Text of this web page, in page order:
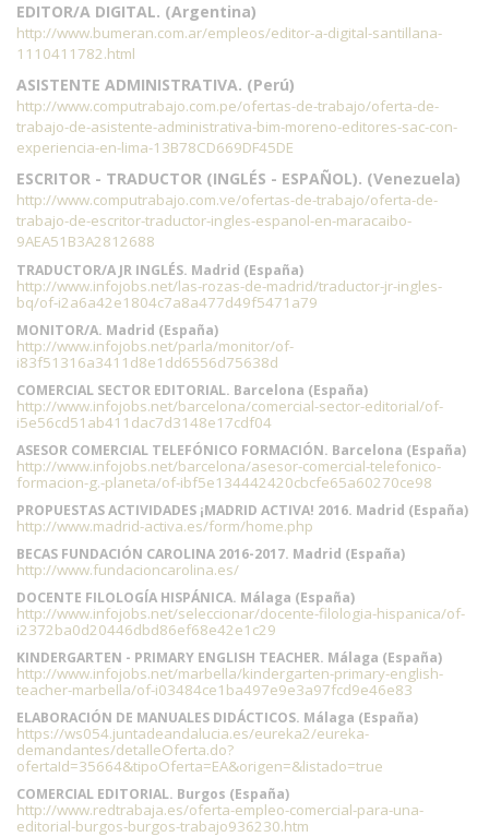
EDITOR/A DIGITAL. (Argentina)
http://www.bumeran.com.ar/empleos/editor-a-digital-santillana-
1110411782.html
ASISTENTE ADMINISTRATIVA. (Perú)
http://www.computrabajo.com.pe/ofertas-de-trabajo/oferta-de-
trabajo-de-asistente-administrativa-bim-moreno-editores-sac-con-
experiencia-en-lima-13B78CD669DF45DE
ESCRITOR - TRADUCTOR (INGLÉS - ESPAÑOL). (Venezuela)
http://www.computrabajo.com.ve/ofertas-de-trabajo/oferta-de-
trabajo-de-escritor-traductor-ingles-espanol-en-maracaibo-
9AEA51B3A2812688
TRADUCTOR/A JR INGLÉS. Madrid (España)
http://www.infojobs.net/las-rozas-de-madrid/traductor-jr-ingles-
bq/of-i2a6a42e1804c7a8a477d49f5471a79
MONITOR/A. Madrid (España)
http://www.infojobs.net/parla/monitor/of-
i83f51316a3411d8e1dd6556d75638d
COMERCIAL SECTOR EDITORIAL. Barcelona (España)
http://www.infojobs.net/barcelona/comercial-sector-editorial/of-
i5e56cd51ab411dac7d3148e17cdf04
ASESOR COMERCIAL TELEFÓNICO FORMACIÓN. Barcelona (España)
http://www.infojobs.net/barcelona/asesor-comercial-telefonico-
formacion-g.-planeta/of-ibf5e134442420cbcfe65a60270ce98
PROPUESTAS ACTIVIDADES ¡MADRID ACTIVA! 2016. Madrid (España)
http://www.madrid-activa.es/form/home.php
BECAS FUNDACIÓN CAROLINA 2016-2017. Madrid (España)
http://www.fundacioncarolina.es/
DOCENTE FILOLOGÍA HISPÁNICA. Málaga (España)
http://www.infojobs.net/seleccionar/docente-filologia-hispanica/of-
i2372ba0d20446dbd86ef68e42e1c29
KINDERGARTEN - PRIMARY ENGLISH TEACHER. Málaga (España)
http://www.infojobs.net/marbella/kindergarten-primary-english-
teacher-marbella/of-i03484ce1ba497e9e3a97fcd9e46e83
ELABORACIÓN DE MANUALES DIDÁCTICOS. Málaga (España)
https://ws054.juntadeandalucia.es/eureka2/eureka-
demandantes/detalleOferta.do?
ofertaId=35664&tipoOferta=EA&origen=&listado=true
COMERCIAL EDITORIAL. Burgos (España)
http://www.redtrabaja.es/oferta-empleo-comercial-para-una-
editorial-burgos-burgos-trabajo936230.htm